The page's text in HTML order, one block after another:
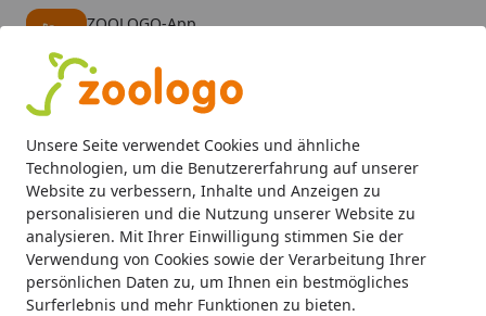
Unsere Seite verwendet Cookies und ähnliche
Technologien, um die Benutzererfahrung auf unserer
Website zu verbessern, Inhalte und Anzeigen zu
personalisieren und die Nutzung unserer Website zu
analysieren. Mit Ihrer Einwilligung stimmen Sie der
Verwendung von Cookies sowie der Verarbeitung Ihrer
persönlichen Daten zu, um Ihnen ein bestmögliches
Surferlebnis und mehr Funktionen zu bieten.
ZOOLOGO-App
Alle Produkte
Mein Konto
Suchen
Startseite
Hund Halsbänder, Leinen & Geschirr Geschirr
Curli Clasp Vest Geschirr Merino rot
Hundegeschirr